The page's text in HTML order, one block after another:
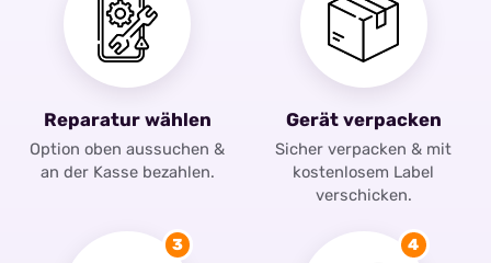
Reparatur wählen
Option oben aussuchen &
an der Kasse bezahlen.
Gerät verpacken
Sicher verpacken & mit
kostenlosem Label
verschicken.
3 4